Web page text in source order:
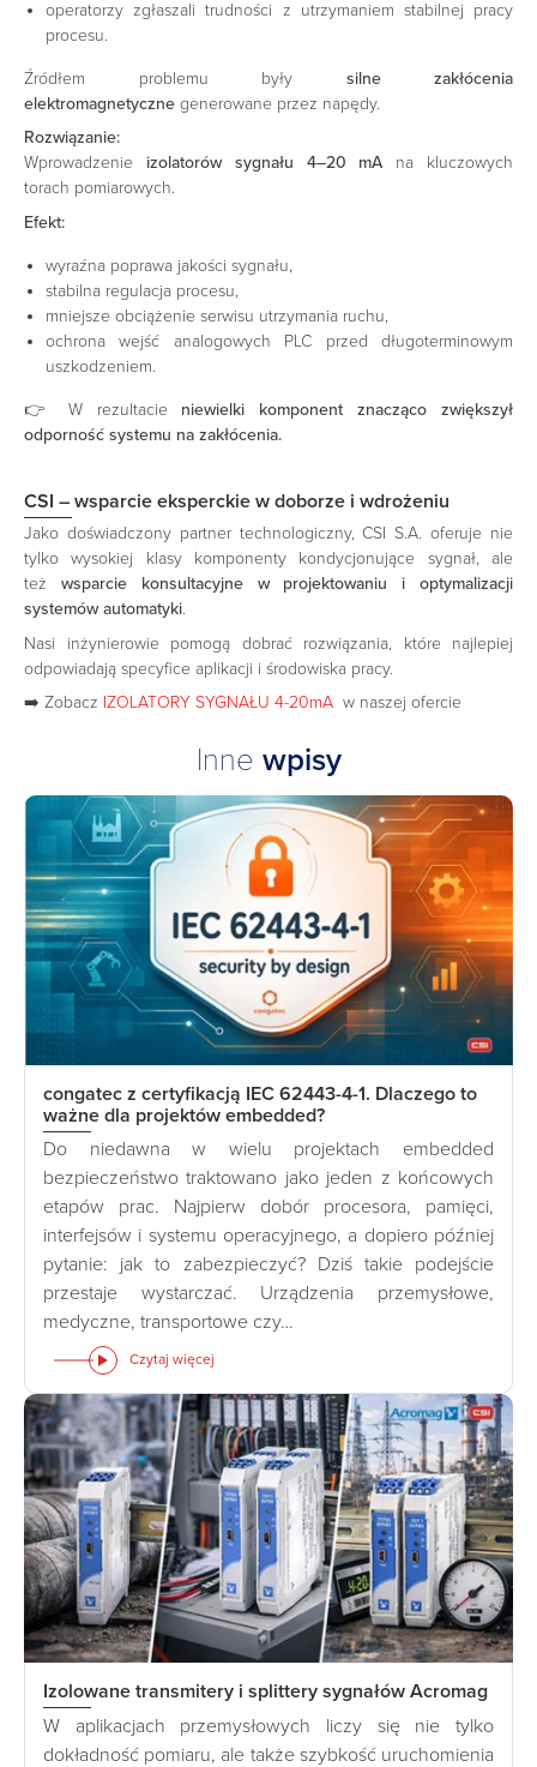
operatorzy zgłaszali trudności z utrzymaniem stabilnej pracy
procesu.
Źródłem problemu były silne zakłócenia
elektromagnetyczne generowane przez napędy.
Rozwiązanie:
Wprowadzenie izolatorów sygnału 4–20 mA na kluczowych
torach pomiarowych.
Efekt:
wyraźna poprawa jakości sygnału,
stabilna regulacja procesu,
mniejsze obciążenie serwisu utrzymania ruchu,
ochrona wejść analogowych PLC przed długoterminowym
uszkodzeniem.
👉 W rezultacie niewielki komponent znacząco zwiększył
odporność systemu na zakłócenia.
CSI – wsparcie eksperckie w doborze i wdrożeniu
Jako doświadczony partner technologiczny, CSI S.A. oferuje nie
tylko wysokiej klasy komponenty kondycjonujące sygnał, ale
też wsparcie konsultacyjne w projektowaniu i optymalizacji
systemów automatyki.
Nasi inżynierowie pomogą dobrać rozwiązania, które najlepiej
odpowiadają specyfice aplikacji i środowiska pracy.
➡️ Zobacz IZOLATORY SYGNAŁU 4-20mA w naszej ofercie
Inne wpisy
congatec z certyfikacją IEC 62443-4-1. Dlaczego to
ważne dla projektów embedded?
Do niedawna w wielu projektach embedded
bezpieczeństwo traktowano jako jeden z końcowych
etapów prac. Najpierw dobór procesora, pamięci,
interfejsów i systemu operacyjnego, a dopiero później
pytanie: jak to zabezpieczyć? Dziś takie podejście
przestaje wystarczać. Urządzenia przemysłowe,
medyczne, transportowe czy…
Czytaj więcej
Izolowane transmitery i splittery sygnałów Acromag
W aplikacjach przemysłowych liczy się nie tylko
dokładność pomiaru, ale także szybkość uruchomienia